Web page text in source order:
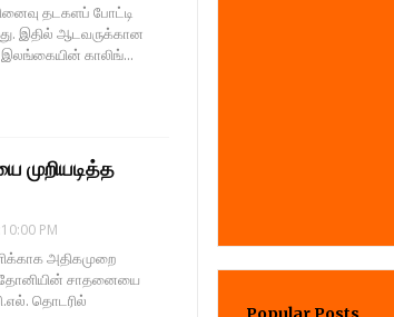
தடகளப் போட்டி
இதில் ஆடவருக்கான
காலிங்...
PM
அதிகமுறை
சாதனையை
தொடரில்